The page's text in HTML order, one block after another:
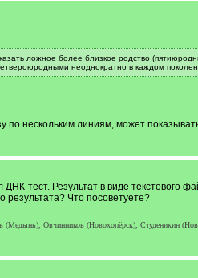
ложное более близкое родство
неоднократно в каждом
по нескольким линиям, может
тест. Результат в виде текстового
Что посоветуете?
Овчинников (Новохопёрск), Студеникин